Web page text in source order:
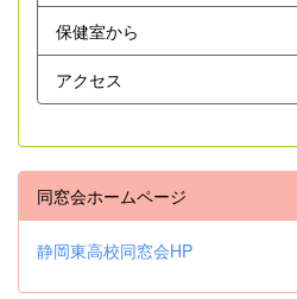
保健室から
アクセス
同窓会ホームページ
静岡東高校同窓会HP